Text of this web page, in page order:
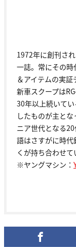
1972年に創刊さ
一誌。常にその
＆アイテムの実
新車スクープは
30年以上続いて
したものが主と
ニア世代となる
語はさすがに時
くが持ち合わせて
※ヤングマシン：